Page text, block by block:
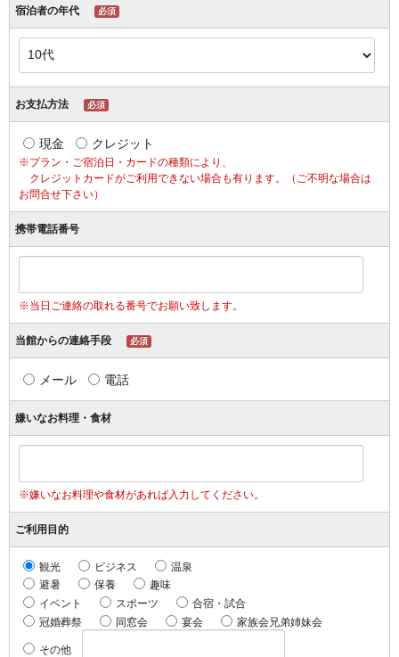
宿泊者の年代 必須
お支払方法 必須
現金 クレジット
※プラン・ご宿泊日・カードの種類により、
クレジットカードがご利用できない場合も有ります。（ご不明な場合は
お問合せ下さい）
携帯電話番号
※当日ご連絡の取れる番号でお願い致します。
当館からの連絡手段 必須
メール 電話
嫌いなお料理・食材
※嫌いなお料理や食材があれば入力してください。
ご利用目的
観光 ビジネス
温泉
避暑
保養
趣味
イベント
スポーツ
合宿・試合
冠婚葬祭
同窓会 宴会 家族会兄弟姉妹会
その他